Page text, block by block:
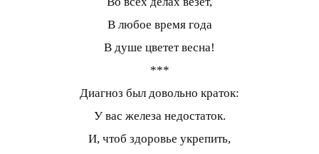
В любое время года
В душе цветет весна!
***
Диагноз был довольно краток:
У вас железа недостаток.
И, чтоб здоровье укрепить,